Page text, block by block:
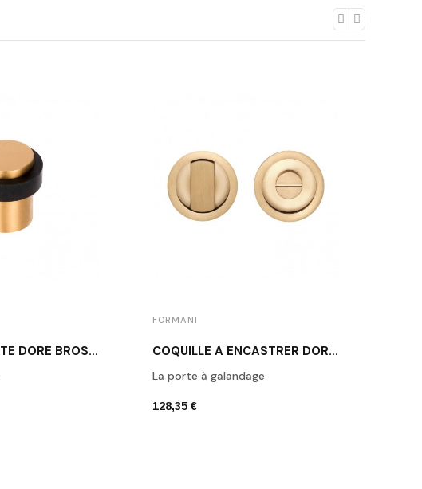
ARRÊT DE PORTE DORÉ BROSSÉ FORMANI LB10 IM
FORMANI
COQUILLE À ENCASTRER DORÉ MAT LB57S IM
La porte à galandage
128,35 €